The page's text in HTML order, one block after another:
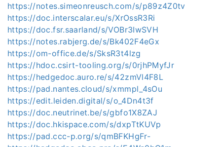
https://notes.simeonreusch.com/s/p89z4Z0tv
https://doc.interscalar.eu/s/XrOssR3Ri
https://doc.fsr.saarland/s/VOBr3IwSVH
https://notes.rabjerg.de/s/Bk402F4eGx
https://om-office.de/s/SksR3t4lzg
https://hdoc.csirt-tooling.org/s/0rjhPMyfJr
https://hedgedoc.auro.re/s/42zmVl4F8L
https://pad.nantes.cloud/s/xmmpl_4sOu
https://edit.leiden.digital/s/o_4Dn4t3f
https://doc.neutrinet.be/s/gbfo1X8ZAJ
https://doc.hkispace.com/s/dxpTtKUVp
https://pad.ccc-p.org/s/qmBFKHgFr-